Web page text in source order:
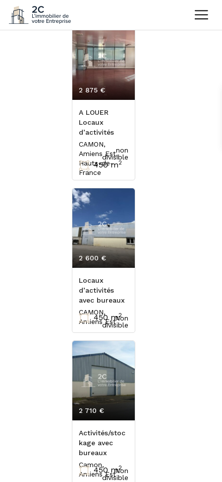
A LOUER
Locaux
d’activités
non
divisible
2 875 €
CAMON,
Amiens Est,
Hauts-de-
France
450 m2
Locaux
d’activités
avec bureaux
Non
divisible
2 600 €
CAMON,
Amiens Est
450 m2
Activités/stoc
kage avec
bureaux
Non
divisible
2 710 €
Camon,
Amiens Est
450 m2